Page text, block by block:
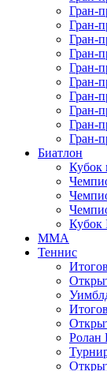
Гран-
Гран-
Гран-
Гран-
Гран-
Гран-
Гран-
Гран-
Гран-
Гран-
Биатлон
Кубок
Кубок
MMA
Теннис
Ролан